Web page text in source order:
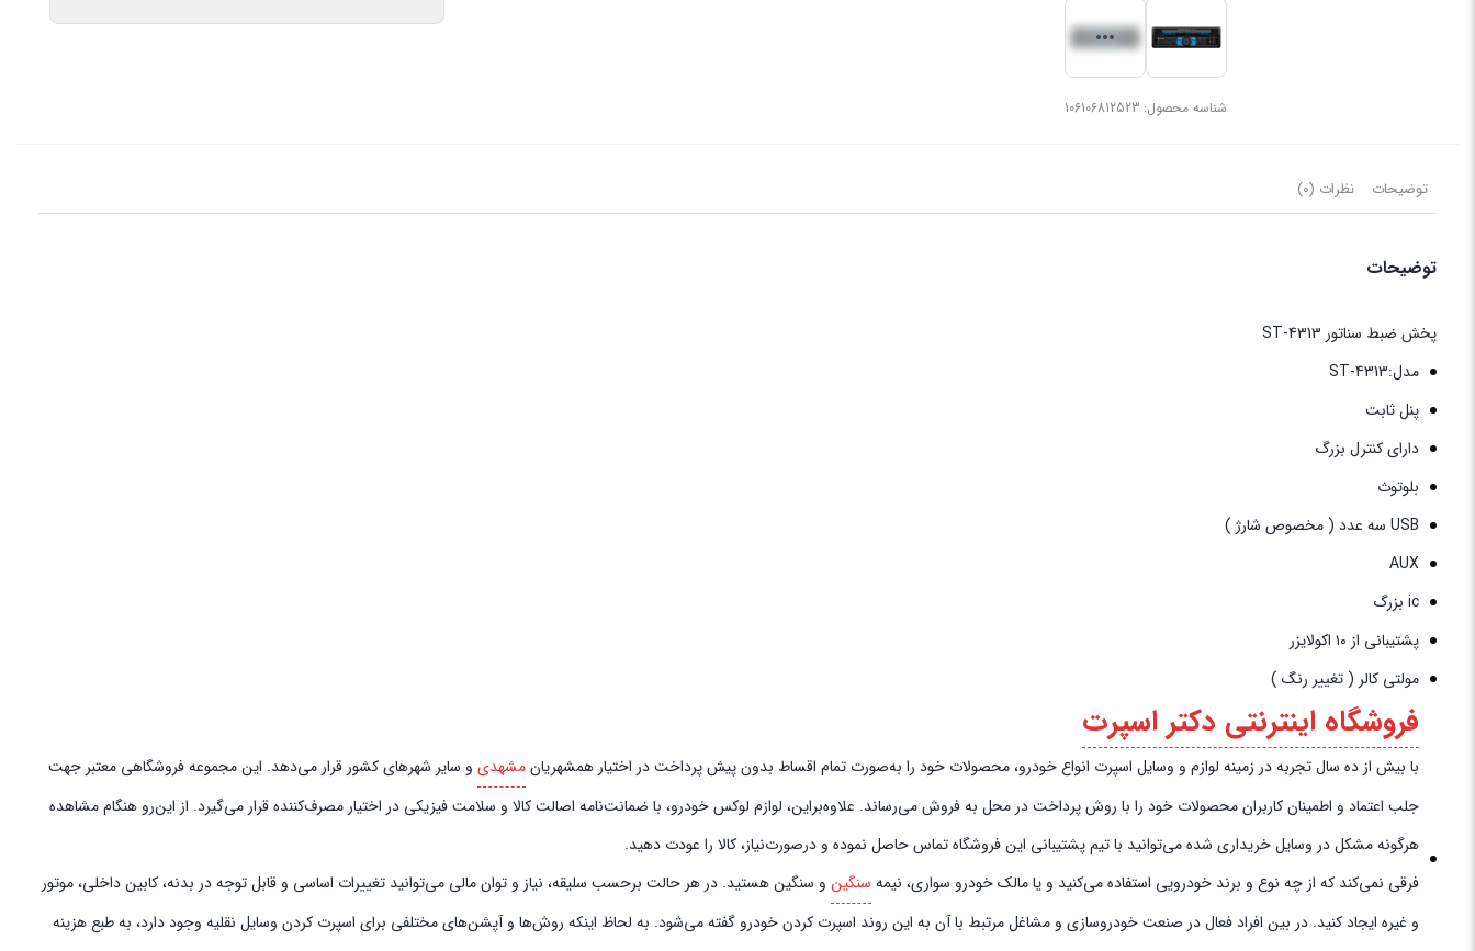
شناسه محصول:106106812523
توضیحات نظرات (0)
توضیحات
پخش ضبط سناتور ST-4313
مدل:ST-4313
پنل ثابت
دارای کنترل بزرگ
بلوتوث
USB سه عدد ( مخصوص شارژ )
AUX
ic بزرگ
پشتیبانی از ۱۰ اکولایزر
مولتی کالر ( تغییر رنگ )
فروشگاه اینترنتی دکتر اسپرت
با بیش از ده سال تجربه در زمینه لوازم و وسایل اسپرت انواع خودرو، محصولات خود را به‌صورت تمام اقساط بدون پیش‌‎ پرداخت در اختیار همشهریان مشهدی و سایر شهرهای کشور قرار می‌دهد. این مجموعه فروشگاهی معتبر جهت
جلب اعتماد و اطمینان کاربران محصولات خود را با روش پرداخت در محل به فروش می‌رساند. علاوه‌بر‌این، لوازم لوکس خودرو، با ضمانت‌نامه اصالت کالا و سلامت فیزیکی در اختیار مصرف‌کننده قرار می‌گیرد. از این‌رو هنگام مشاهده
هرگونه مشکل در وسایل خریداری شده می‌توانید با تیم پشتیبانی این فروشگاه تماس حاصل نموده و در‌صورت‌نیاز، کالا را عودت دهید.
فرقی نمی‌کند که از چه نوع و برند خودرویی استفاده می‌کنید و یا مالک خودرو سواری، نیمه سنگین و سنگین هستید. در هر حالت برحسب سلیقه، نیاز و توان مالی می‌توانید تغییرات اساسی و قابل توجه در بدنه، کابین داخلی، موتور
و غیره ایجاد کنید. در بین افراد فعال در صنعت خودروسازی و مشاغل مرتبط با آن به این روند اسپرت کردن خودرو گفته می‌شود. به لحاظ اینکه روش‌ها و آپشن‌های مختلفی برای اسپرت کردن وسایل نقلیه وجود دارد، به طبع هزینه